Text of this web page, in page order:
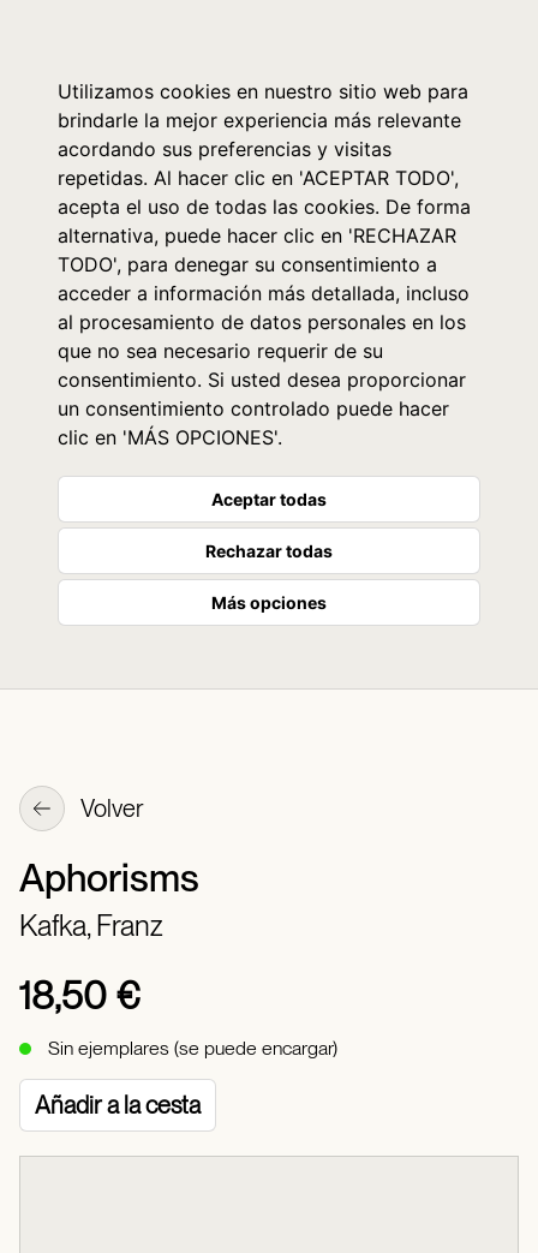
Utilizamos cookies en nuestro sitio web para
brindarle la mejor experiencia más relevante
acordando sus preferencias y visitas
repetidas. Al hacer clic en 'ACEPTAR TODO',
acepta el uso de todas las cookies. De forma
alternativa, puede hacer clic en 'RECHAZAR
TODO', para denegar su consentimiento a
acceder a información más detallada, incluso
al procesamiento de datos personales en los
que no sea necesario requerir de su
consentimiento. Si usted desea proporcionar
un consentimiento controlado puede hacer
clic en 'MÁS OPCIONES'.
Aceptar todas
Rechazar todas
Más opciones
Volver
Aphorisms
Kafka, Franz
18,50 €
Sin ejemplares (se puede encargar)
Añadir a la cesta